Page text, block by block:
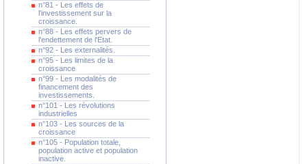
n°81 - Les effets de
l'investissement sur la
croissance.
n°88 - Les effets pervers de
l'endettement de l'Etat.
n°92 - Les externalités.
n°95 - Les limites de la
croissance
n°99 - Les modalités de
financement des
investissements.
n°101 - Les révolutions
industrielles
n°103 - Les sources de la
croissance
n°105 - Population totale,
population active et population
inactive.